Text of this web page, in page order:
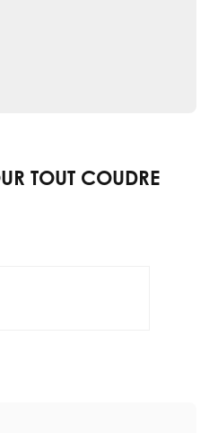
TOUT COUDRE